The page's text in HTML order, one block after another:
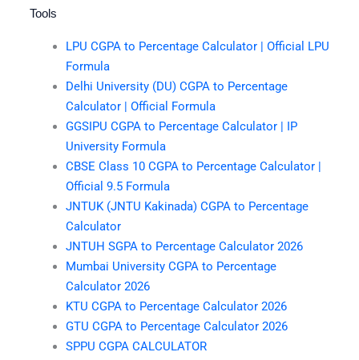
Tools
LPU CGPA to Percentage Calculator | Official LPU
Formula
Delhi University (DU) CGPA to Percentage
Calculator | Official Formula
GGSIPU CGPA to Percentage Calculator | IP
University Formula
CBSE Class 10 CGPA to Percentage Calculator |
Official 9.5 Formula
JNTUK (JNTU Kakinada) CGPA to Percentage
Calculator
JNTUH SGPA to Percentage Calculator 2026
Mumbai University CGPA to Percentage
Calculator 2026
KTU CGPA to Percentage Calculator 2026
GTU CGPA to Percentage Calculator 2026
SPPU CGPA CALCULATOR